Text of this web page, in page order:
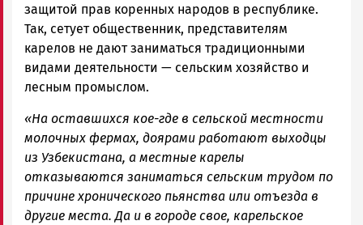
защитой прав коренных народов в республике.
Так, сетует общественник, представителям
карелов не дают заниматься традиционными
видами деятельности — сельским хозяйство и
лесным промыслом.
«На оставшихся кое-где в сельской местности
молочных фермах, доярами работают выходцы
из Узбекистана, а местные карелы
отказываются заниматься сельским трудом по
причине хронического пьянства или отъезда в
другие места. Да и в городе свое, карельское